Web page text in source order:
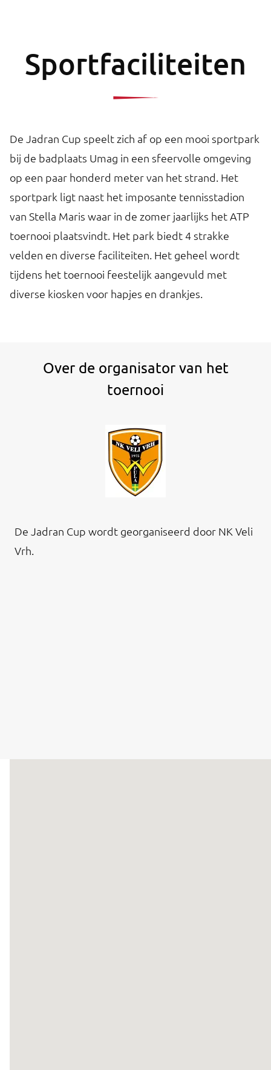
Sportfaciliteiten
De Jadran Cup speelt zich af op een mooi sportpark
bij de badplaats Umag in een sfeervolle omgeving
op een paar honderd meter van het strand. Het
sportpark ligt naast het imposante tennisstadion
van Stella Maris waar in de zomer jaarlijks het ATP
toernooi plaatsvindt. Het park biedt 4 strakke
velden en diverse faciliteiten. Het geheel wordt
tijdens het toernooi feestelijk aangevuld met
diverse kiosken voor hapjes en drankjes.
Over de organisator van het
toernooi
De Jadran Cup wordt georganiseerd door NK Veli
Vrh.